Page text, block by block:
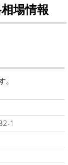
場情報
1